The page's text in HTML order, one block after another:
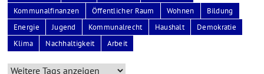
Kommunalfinanzen
Öffentlicher Raum Wohnen
Bildung
Energie
Jugend Kommunalrecht Haushalt
Demokratie
Klima
Nachhaltigkeit Arbeit